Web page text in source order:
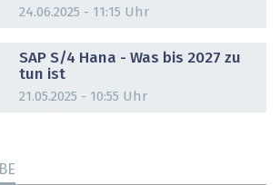
24.06.2025 - 11:15 Uhr
SAP S/4 Hana - Was bis 2027 zu
tun ist
21.05.2025 - 10:55 Uhr